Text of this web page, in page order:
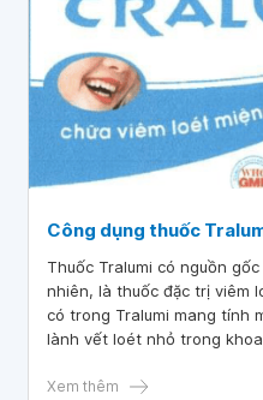
Công dụng thuốc
Thuốc Tralumi có nguồn
nhiên, là thuốc đặc trị viêm
có trong Tralumi mang tính
lành vết loét nhỏ trong
Xem thêm